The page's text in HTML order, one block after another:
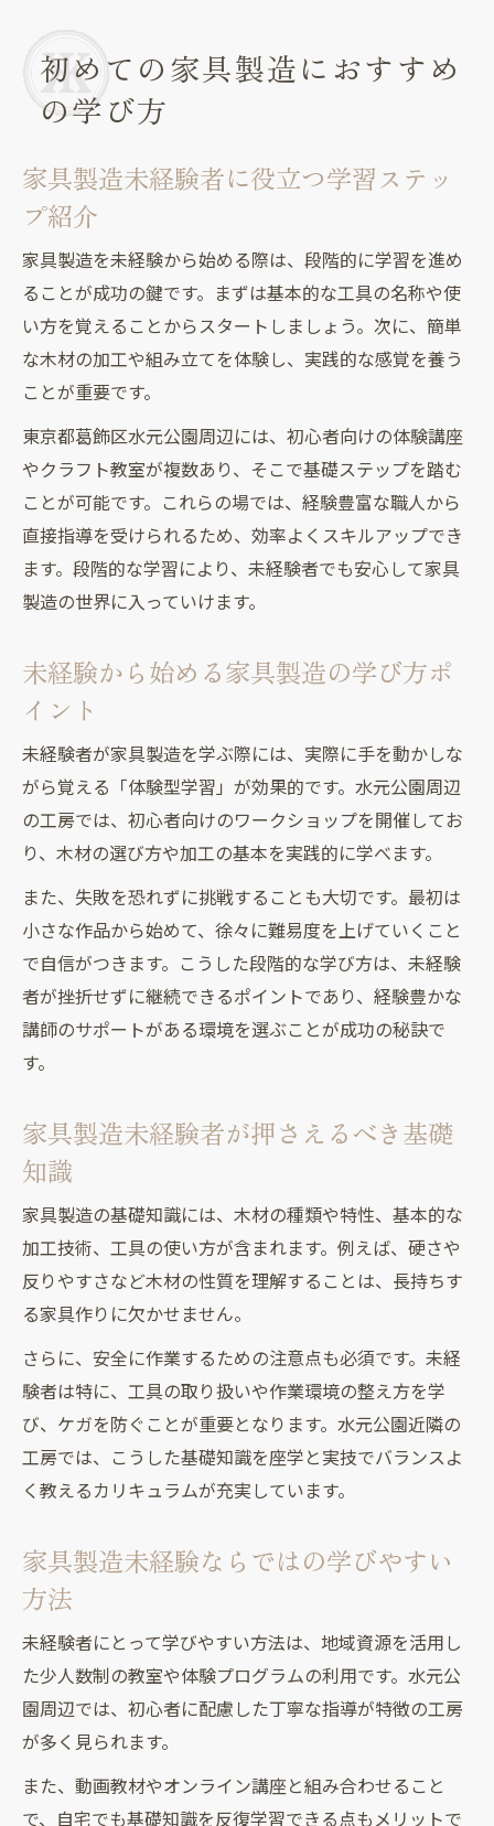
初めての家具製造におすすめ
の学び方
家具製造未経験者に役立つ学習ステッ
プ紹介
家具製造を未経験から始める際は、段階的に学習を進め
ることが成功の鍵です。まずは基本的な工具の名称や使
い方を覚えることからスタートしましょう。次に、簡単
な木材の加工や組み立てを体験し、実践的な感覚を養う
ことが重要です。
東京都葛飾区水元公園周辺には、初心者向けの体験講座
やクラフト教室が複数あり、そこで基礎ステップを踏む
ことが可能です。これらの場では、経験豊富な職人から
直接指導を受けられるため、効率よくスキルアップでき
ます。段階的な学習により、未経験者でも安心して家具
製造の世界に入っていけます。
未経験から始める家具製造の学び方ポ
イント
未経験者が家具製造を学ぶ際には、実際に手を動かしな
がら覚える「体験型学習」が効果的です。水元公園周辺
の工房では、初心者向けのワークショップを開催してお
り、木材の選び方や加工の基本を実践的に学べます。
また、失敗を恐れずに挑戦することも大切です。最初は
小さな作品から始めて、徐々に難易度を上げていくこと
で自信がつきます。こうした段階的な学び方は、未経験
者が挫折せずに継続できるポイントであり、経験豊かな
講師のサポートがある環境を選ぶことが成功の秘訣で
す。
家具製造未経験者が押さえるべき基礎
知識
家具製造の基礎知識には、木材の種類や特性、基本的な
加工技術、工具の使い方が含まれます。例えば、硬さや
反りやすさなど木材の性質を理解することは、長持ちす
る家具作りに欠かせません。
さらに、安全に作業するための注意点も必須です。未経
験者は特に、工具の取り扱いや作業環境の整え方を学
び、ケガを防ぐことが重要となります。水元公園近隣の
工房では、こうした基礎知識を座学と実技でバランスよ
く教えるカリキュラムが充実しています。
家具製造未経験ならではの学びやすい
方法
未経験者にとって学びやすい方法は、地域資源を活用し
た少人数制の教室や体験プログラムの利用です。水元公
園周辺では、初心者に配慮した丁寧な指導が特徴の工房
が多く見られます。
また、動画教材やオンライン講座と組み合わせること
で、自宅でも基礎知識を反復学習できる点もメリットで